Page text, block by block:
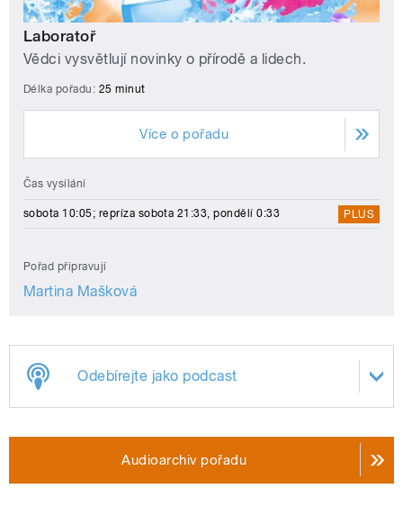
Laboratoř
Vědci vysvětlují novinky o přírodě a lidech.
Délka pořadu: 25 minut
Více o pořadu
Čas vysílání
sobota 10:05; repríza sobota 21:33, pondělí 0:33 PLUS
Pořad připravují
Martina Mašková
Odebírejte jako podcast
Audioarchiv pořadu